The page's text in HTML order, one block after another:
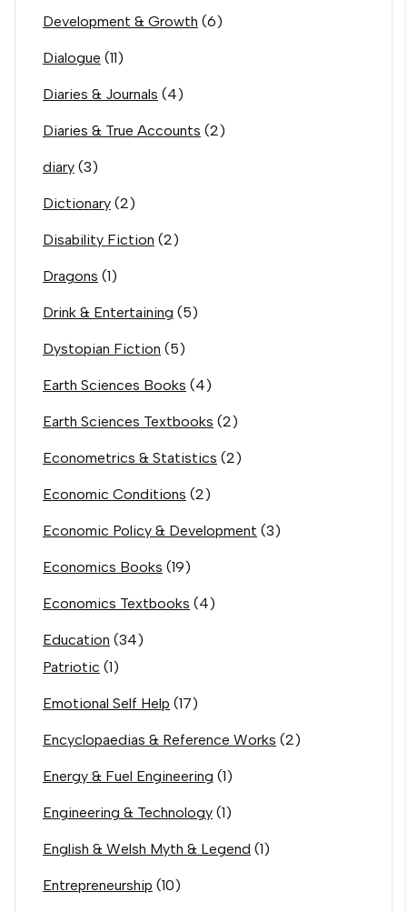
Development & Growth (6)
Dialogue (11)
Diaries & Journals (4)
Diaries & True Accounts (2)
diary (3)
Dictionary (2)
Disability Fiction (2)
Dragons (1)
Drink & Entertaining (5)
Dystopian Fiction (5)
Earth Sciences Books (4)
Earth Sciences Textbooks (2)
Econometrics & Statistics (2)
Economic Conditions (2)
Economic Policy & Development (3)
Economics Books (19)
Economics Textbooks (4)
Education (34)
Patriotic (1)
Emotional Self Help (17)
Encyclopaedias & Reference Works (2)
Energy & Fuel Engineering (1)
Engineering & Technology (1)
English & Welsh Myth & Legend (1)
Entrepreneurship (10)